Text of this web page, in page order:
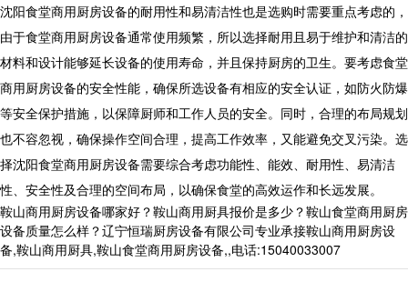
沈阳食堂商用厨房设备的耐用性和易清洁性也是选购时需要重点考虑的，
由于食堂商用厨房设备通常使用频繁，所以选择耐用且易于维护和清洁的
材料和设计能够延长设备的使用寿命，并且保持厨房的卫生。要考虑食堂
商用厨房设备的安全性能，确保所选设备有相应的安全认证，如防火防爆
等安全保护措施，以保障厨师和工作人员的安全。同时，合理的布局规划
也不容忽视，确保操作空间合理，提高工作效率，又能避免交叉污染。选
择沈阳食堂商用厨房设备需要综合考虑功能性、能效、耐用性、易清洁
性、安全性及合理的空间布局，以确保食堂的高效运作和长远发展。
鞍山商用厨房设备哪家好？鞍山商用厨具报价是多少？鞍山食堂商用厨房
设备质量怎么样？辽宁恒瑞厨房设备有限公司专业承接鞍山商用厨房设
备,鞍山商用厨具,鞍山食堂商用厨房设备,,电话:15040033007